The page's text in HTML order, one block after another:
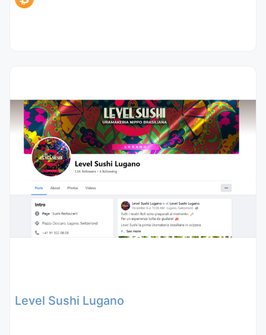
Level Sushi Lugano